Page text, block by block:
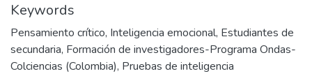
Keywords
Pensamiento crítico, Inteligencia emocional, Estudiantes de
secundaria, Formación de investigadores-Programa Ondas-
Colciencias (Colombia), Pruebas de inteligencia